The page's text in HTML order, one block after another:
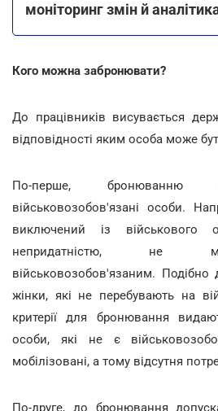
моніторинг змін й
Кого можна забронювати?
До працівників висувається
відповідності яким особа може
По-перше, бронюванню
військовозобов'язані особи.
виключений із військового
непридатністю, не
військовозобов'язаним.
жінки, які не перебувають на
критерії для бронювання
особи, які не є
мобілізовані, а тому відсутня
По-друге, до бронювання